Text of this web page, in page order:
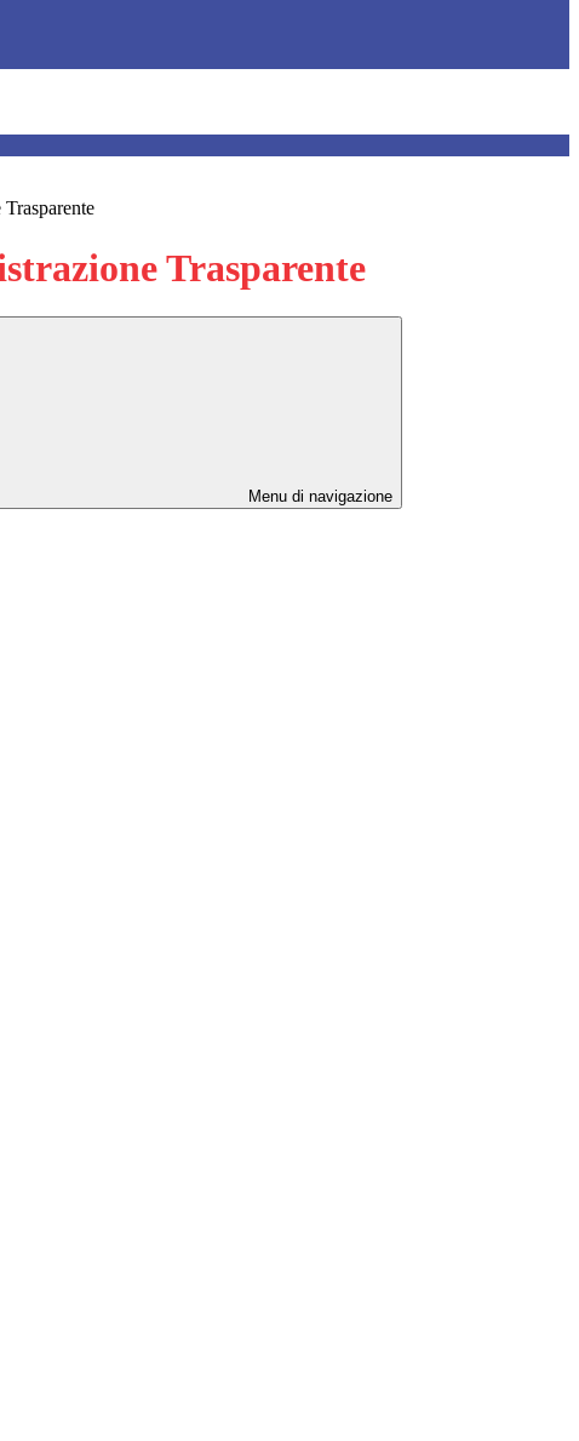
Trasparente
Menu di navigazione